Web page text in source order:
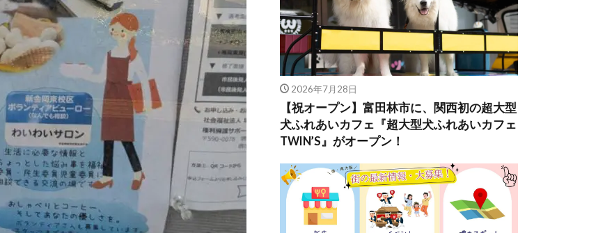
2026年7月28日
【祝オープン】富田林市に、関西初の超大型
犬ふれあいカフェ『超大型犬ふれあいカフェ
TWIN’S』がオープン！